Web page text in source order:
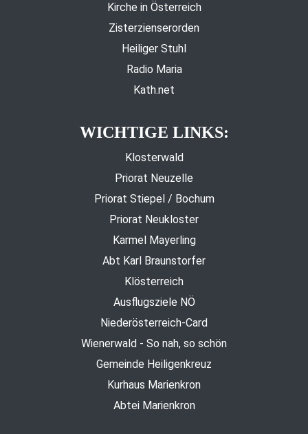
Kirche in Österreich
Zisterzienserorden
Heiliger Stuhl
Radio Maria
Kath.net
WICHTIGE LINKS:
Klosterwald
Priorat Neuzelle
Priorat Stiepel / Bochum
Priorat Neukloster
Karmel Mayerling
Abt Karl Braunstorfer
Klösterreich
Ausflugsziele NÖ
Niederösterreich-Card
Wienerwald - So nah, so schön
Gemeinde Heiligenkreuz
Kurhaus Marienkron
Abtei Marienkron